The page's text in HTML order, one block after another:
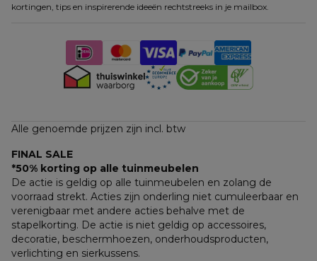
kortingen, tips en inspirerende ideeën rechtstreeks in je mailbox.
Alle genoemde prijzen zijn incl. btw
FINAL SALE
*50% korting op alle tuinmeubelen
De actie is geldig op alle tuinmeubelen en zolang de
voorraad strekt. Acties zijn onderling niet cumuleerbaar en
verenigbaar met andere acties behalve met de
stapelkorting. De actie is niet geldig op accessoires,
decoratie, beschermhoezen, onderhoudsproducten,
verlichting en sierkussens.